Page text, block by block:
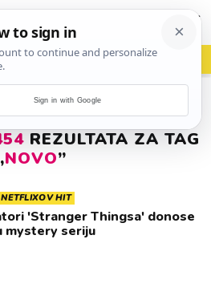
vrh! woot?!
REZULTATA ZA TAG
NOVO”
HIT
'Stranger Thingsa' donose
mystery seriju
Sign in with Google